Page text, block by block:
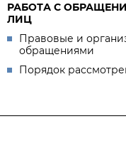
РАБОТА С
ЛИЦ
Правовые и
обращениями
Порядок